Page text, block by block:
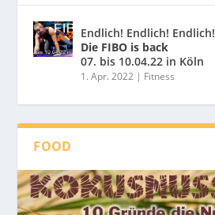
Endlich! Endlich! Endlich!
Die FIBO is back
07. bis 10.04.22 in Köln
1. Apr. 2022 | Fitness
FOOD